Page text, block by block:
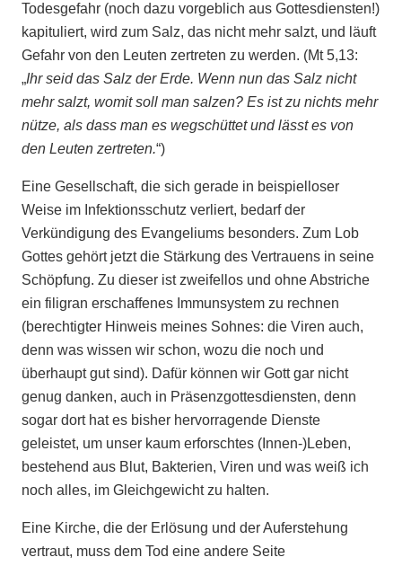
Todesgefahr (noch dazu vorgeblich aus Gottesdiensten!)
kapituliert, wird zum Salz, das nicht mehr salzt, und läuft
Gefahr von den Leuten zertreten zu werden. (Mt 5,13:
„Ihr seid das Salz der Erde. Wenn nun das Salz nicht
mehr salzt, womit soll man salzen? Es ist zu nichts mehr
nütze, als dass man es wegschüttet und lässt es von
den Leuten zertreten.“)
Eine Gesellschaft, die sich gerade in beispielloser
Weise im Infektionsschutz verliert, bedarf der
Verkündigung des Evangeliums besonders. Zum Lob
Gottes gehört jetzt die Stärkung des Vertrauens in seine
Schöpfung. Zu dieser ist zweifellos und ohne Abstriche
ein filigran erschaffenes Immunsystem zu rechnen
(berechtigter Hinweis meines Sohnes: die Viren auch,
denn was wissen wir schon, wozu die noch und
überhaupt gut sind). Dafür können wir Gott gar nicht
genug danken, auch in Präsenzgottesdiensten, denn
sogar dort hat es bisher hervorragende Dienste
geleistet, um unser kaum erforschtes (Innen-)Leben,
bestehend aus Blut, Bakterien, Viren und was weiß ich
noch alles, im Gleichgewicht zu halten.
Eine Kirche, die der Erlösung und der Auferstehung
vertraut, muss dem Tod eine andere Seite